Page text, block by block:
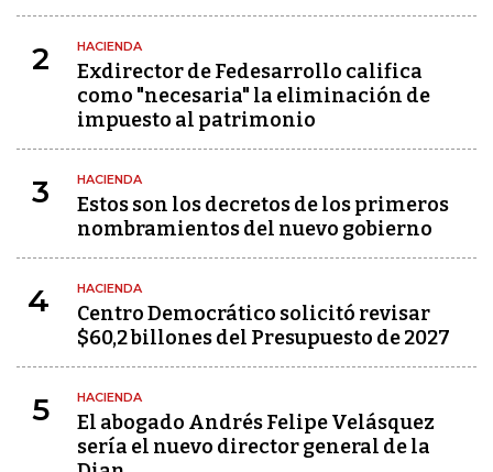
2 HACIENDA
Exdirector de Fedesarrollo califica
como "necesaria" la eliminación de
impuesto al patrimonio
3 HACIENDA
Estos son los decretos de los primeros
nombramientos del nuevo gobierno
4 HACIENDA
Centro Democrático solicitó revisar
$60,2 billones del Presupuesto de 2027
5 HACIENDA
El abogado Andrés Felipe Velásquez
sería el nuevo director general de la